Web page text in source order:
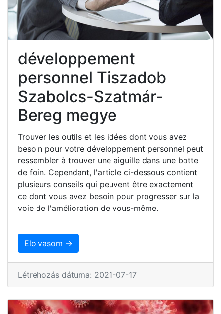
développement
personnel Tiszadob
Szabolcs-Szatmár-
Bereg megye
Trouver les outils et les idées dont vous avez
besoin pour votre développement personnel peut
ressembler à trouver une aiguille dans une botte
de foin. Cependant, l'article ci-dessous contient
plusieurs conseils qui peuvent être exactement
ce dont vous avez besoin pour progresser sur la
voie de l'amélioration de vous-même.
Elolvasom →
Létrehozás dátuma: 2021-07-17